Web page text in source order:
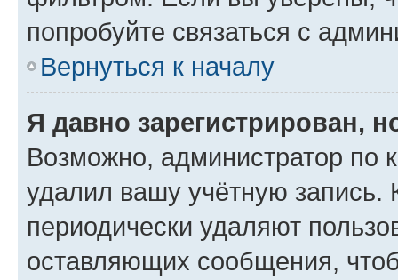
попробуйте связаться с
Вернуться к началу
Я давно зарегистрирован,
Возможно, администратор по
удалил вашу учётную запись.
периодически удаляют
оставляющих сообщения,